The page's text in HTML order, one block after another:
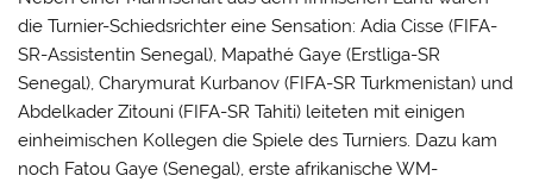
die Turnier-Schiedsrichter eine Sensation: Adia Cisse (FIFA-
SR-Assistentin Senegal), Mapathé Gaye (Erstliga-SR
Senegal), Charymurat Kurbanov (FIFA-SR Turkmenistan) und
Abdelkader Zitouni (FIFA-SR Tahiti) leiteten mit einigen
einheimischen Kollegen die Spiele des Turniers. Dazu kam
noch Fatou Gaye (Senegal), erste afrikanische WM-